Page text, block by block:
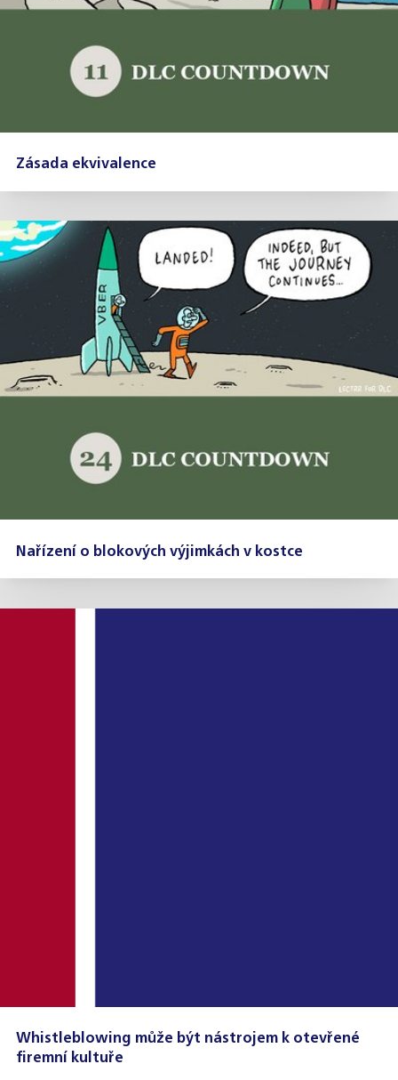
Zásada ekvivalence
Nařízení o blokových výjimkách v kostce
Whistleblowing může být nástrojem k otevřené
firemní kultuře